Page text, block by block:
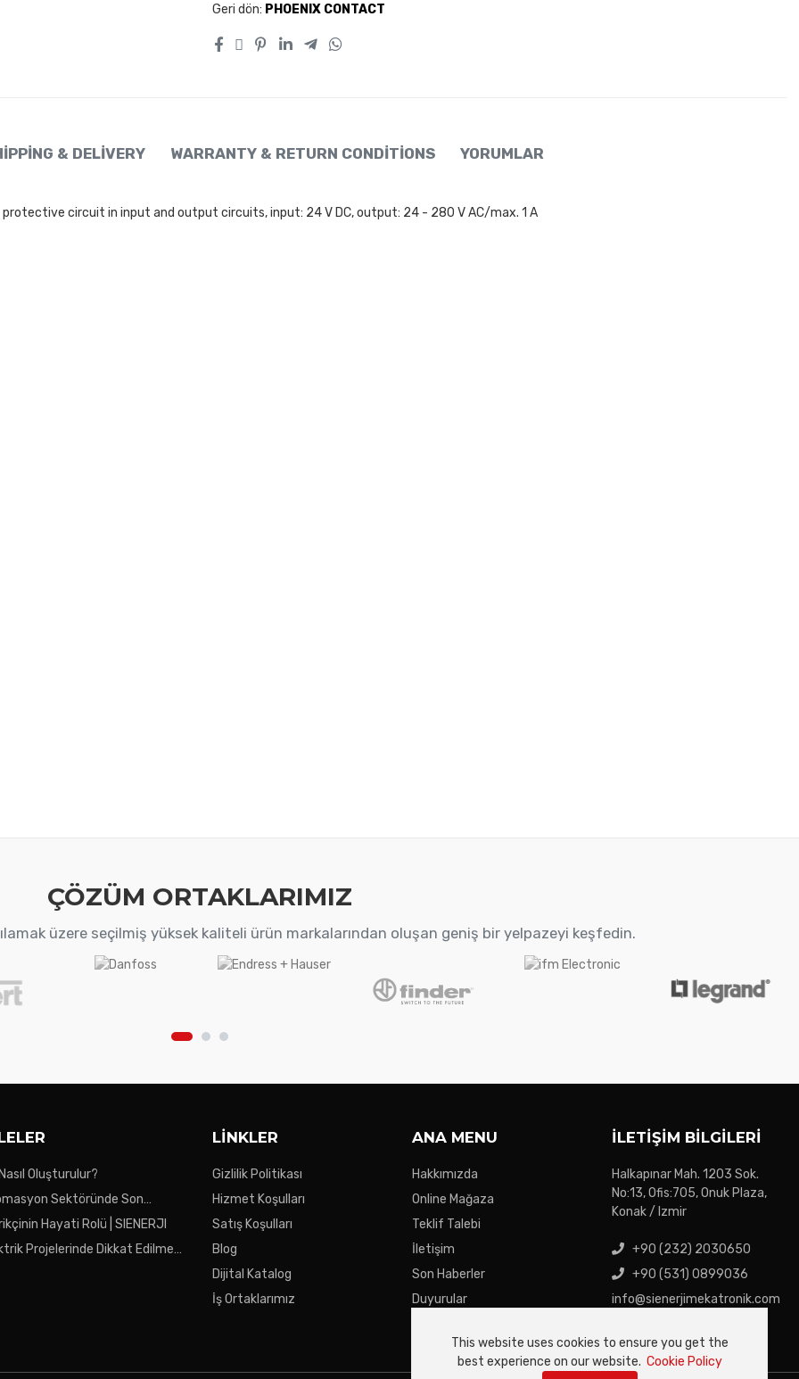
Geri dön: PHOENIX CONTACT
& DELIVERY WARRANTY & RETURN CONDITIONS YORUMLAR
circuit in input and output circuits, input: 24 V DC, output: 24 - 280 V AC/max. 1 A
ÇÖZÜM ORTAKLARIMIZ
üzere seçilmiş yüksek kaliteli ürün markalarından oluşan geniş bir yelpazeyi keşfedin.
Oluşturulur?
Sektöründe Son
Hayati Rolü | SIENERJI
Projelerinde Dikkat Edilmesi
LINKLER
Gizlilik Politikası
Hizmet Koşulları
Satış Koşulları
Blog
Dijital Katalog
İş Ortaklarımız
ANA MENU
Hakkımızda
Online Mağaza
Teklif Talebi
İletişim
Son Haberler
Duyurular
İLETIŞIM BILGILERI
Halkapınar Mah. 1203 Sok.
No:13, Ofis:705, Onuk Plaza,
Konak / Izmir
+90 (232) 2030650
+90 (531) 0899036
info@sienerjimekatronik.com
This website uses cookies to ensure you get the
best experience on our website. Cookie Policy